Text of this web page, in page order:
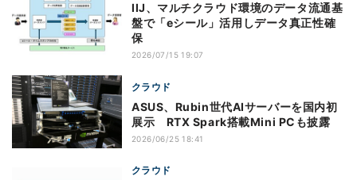
IIJ、マルチクラウド環境のデータ流通基
盤で「eシール」活用しデータ真正性確
保
2026/07/15 19:07
クラウド
ASUS、Rubin世代AIサーバーを国内初
展示 RTX Spark搭載Mini PCも披露
2026/06/25 18:41
クラウド